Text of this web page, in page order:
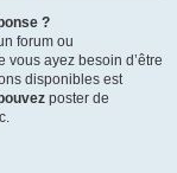
?
forum ou
vous ayez besoin d’être
disponibles est
poster de